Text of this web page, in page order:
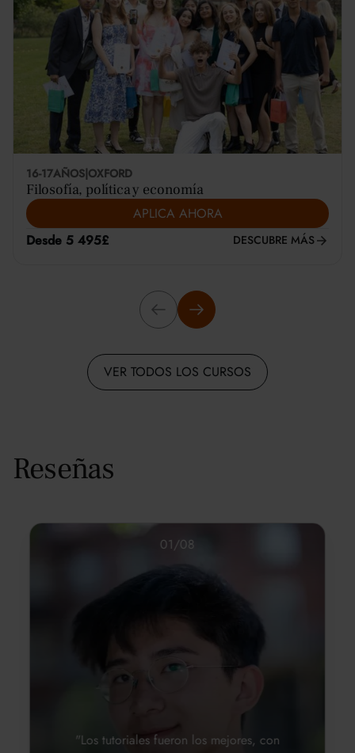
16-17AÑOS OXFORD
Filosofía, política y economía
APLICA AHORA
Desde 5 495£
DESCUBRE MÁS
VER TODOS LOS CURSOS
Reseñas
01/08
"Los tutoriales fueron los mejores, con